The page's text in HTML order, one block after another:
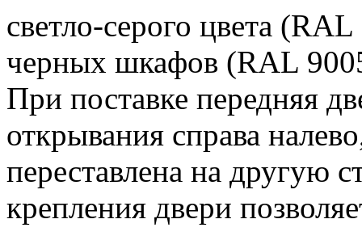
светло-серого цвета
черных шкафов (RAL
При поставке передняя
открывания справа
переставлена на другую
крепления двери